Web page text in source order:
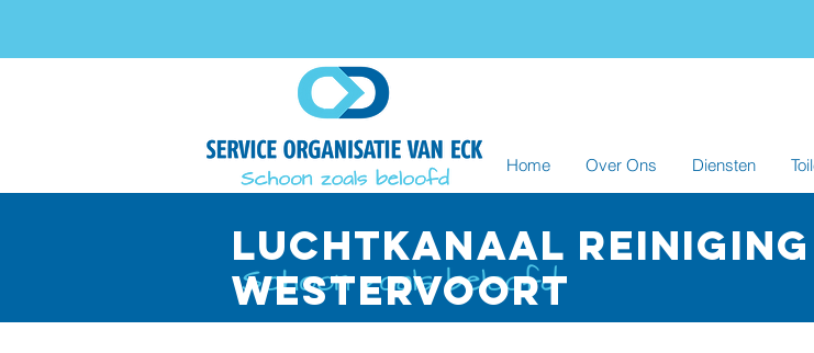
Home Over Ons Diensten
luchtkanaal reiniging
westervoort